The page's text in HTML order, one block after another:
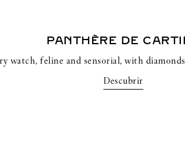
PANTHÈRE DE
watch, feline and sensorial, with
Descubrir